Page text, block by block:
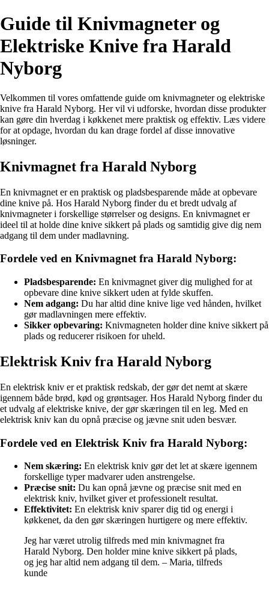
Guide til Knivmagneter og
Elektriske Knive fra Harald
Nyborg
Velkommen til vores omfattende guide om knivmagneter og elektriske
knive fra Harald Nyborg. Her vil vi udforske, hvordan disse produkter
kan gøre din hverdag i køkkenet mere praktisk og effektiv. Læs videre
for at opdage, hvordan du kan drage fordel af disse innovative
løsninger.
Knivmagnet fra Harald Nyborg
En knivmagnet er en praktisk og pladsbesparende måde at opbevare
dine knive på. Hos Harald Nyborg finder du et bredt udvalg af
knivmagneter i forskellige størrelser og designs. En knivmagnet er
ideel til at holde dine knive sikkert på plads og samtidig give dig nem
adgang til dem under madlavning.
Fordele ved en Knivmagnet fra Harald Nyborg:
Pladsbesparende: En knivmagnet giver dig mulighed for at
opbevare dine knive sikkert uden at fylde skuffen.
Nem adgang: Du har altid dine knive lige ved hånden, hvilket
gør madlavningen mere effektiv.
Sikker opbevaring: Knivmagneten holder dine knive sikkert på
plads og reducerer risikoen for uheld.
Elektrisk Kniv fra Harald Nyborg
En elektrisk kniv er et praktisk redskab, der gør det nemt at skære
igennem både brød, kød og grøntsager. Hos Harald Nyborg finder du
et udvalg af elektriske knive, der gør skæringen til en leg. Med en
elektrisk kniv kan du opnå præcise og jævne snit uden besvær.
Fordele ved en Elektrisk Kniv fra Harald Nyborg:
Nem skæring: En elektrisk kniv gør det let at skære igennem
forskellige typer madvarer uden anstrengelse.
Præcise snit: Du kan opnå jævne og præcise snit med en
elektrisk kniv, hvilket giver et professionelt resultat.
Effektivitet: En elektrisk kniv sparer dig tid og energi i
køkkenet, da den gør skæringen hurtigere og mere effektiv.
Jeg har været utrolig tilfreds med min knivmagnet fra
Harald Nyborg. Den holder mine knive sikkert på plads,
og jeg har altid nem adgang til dem. – Maria, tilfreds
kunde